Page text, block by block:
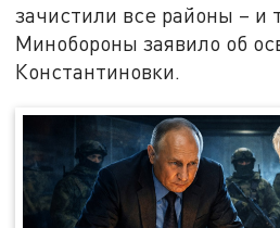
зачистили все районы – и
Минобороны заявило об
Константиновки.